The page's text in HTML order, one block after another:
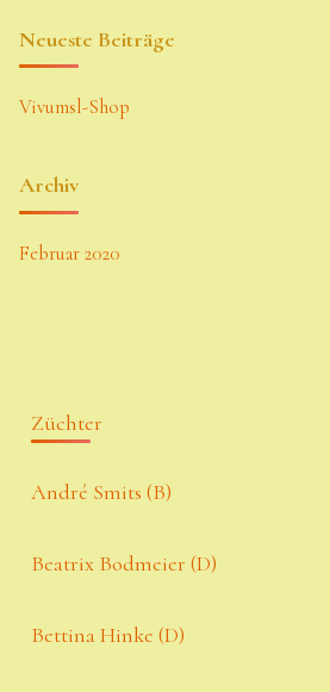
Neueste Beiträge
Vivumsl-Shop
Archiv
Februar 2020
Züchter
André Smits (B)
Beatrix Bodmeier (D)
Bettina Hinke (D)